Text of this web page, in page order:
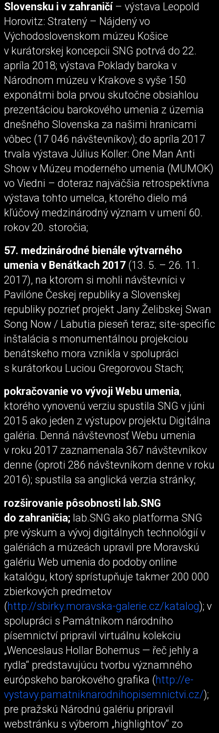
Slovensku i v zahraničí– výstava Leopold
Horovitz: Stratený – Nájdený vo
Východoslovenskom múzeu Košice
v kurátorskej koncepcii SNG potrvá do 22.
apríla 2018; výstava Poklady baroka v
Národnom múzeu v Krakove s vyše 150
exponátmi bola prvou skutočne obsiahlou
prezentáciou barokového umenia z územia
dnešného Slovenska za našimi hranicami
vôbec (17 046 návštevníkov); do apríla 2017
trvala výstava Július Koller: One Man Anti
Show v Múzeu moderného umenia (MUMOK)
vo Viedni – doteraz najväčšia retrospektívna
výstava tohto umelca, ktorého dielo má
kľúčový medzinárodný význam v umení 60.
rokov 20. storočia;
57. medzinárodné bienále výtvarného
umenia v Benátkach 2017 (13. 5. – 26. 11.
2017), na ktorom si mohli návštevníci v
Pavilóne Českej republiky a Slovenskej
republiky pozrieť projekt Jany Želibskej Swan
Song Now / Labutia pieseň teraz; site-specific
inštalácia s monumentálnou projekciou
benátskeho mora vznikla v spolupráci
s kurátorkou Luciou Gregorovou Stach;
pokračovanie vo vývoji Webu umenia,
ktorého vynovenú verziu spustila SNG v júni
2015 ako jeden z výstupov projektu Digitálna
galéria. Denná návštevnosť Webu umenia
v roku 2017 zaznamenala 367 návštevníkov
denne (oproti 286 návštevníkom denne v roku
2016); spustila sa anglická verzia stránky;
rozširovanie pôsobnosti lab.SNG
do zahraničia; lab.SNG ako platforma SNG
pre výskum a vývoj digitálnych technológií v
galériách a múzeách upravil pre Moravskú
galériu Web umenia do podoby online
katalógu, ktorý sprístupňuje takmer 200 000
zbierkových predmetov
(http://sbirky.moravska-galerie.cz/katalog); v
spolupráci s Památníkom národního
písemnictví pripravil virtuálnu kolekciu
„Wenceslaus Hollar Bohemus — řeč jehly a
rydla“ predstavujúcu tvorbu významného
európskeho barokového grafika (http://e-
vystavy.pamatniknarodnihopisemnictvi.cz/);
pre pražskú Národnú galériu pripravil
webstránku s výberom „highlightov“ zo